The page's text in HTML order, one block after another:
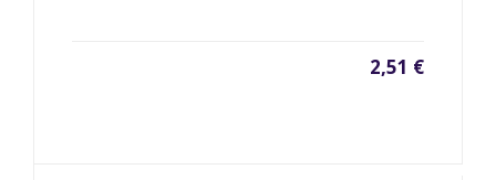
2,51 €